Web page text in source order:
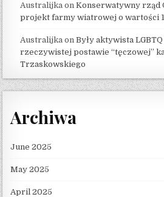
Australijka onKonserwatywny rząd
projekt farmy wiatrowej o wartości
Australijka onByły aktywista
rzeczywistej postawie “tęczowej”
Trzaskowskiego
Archiwa
June 2025
May 2025
April 2025